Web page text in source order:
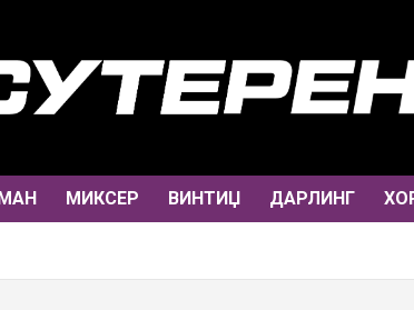
МИКСЕР ВИНТИЏ ДАРЛИНГ